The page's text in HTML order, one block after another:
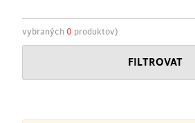
vybraných 0 produktov)
FILTROVAT